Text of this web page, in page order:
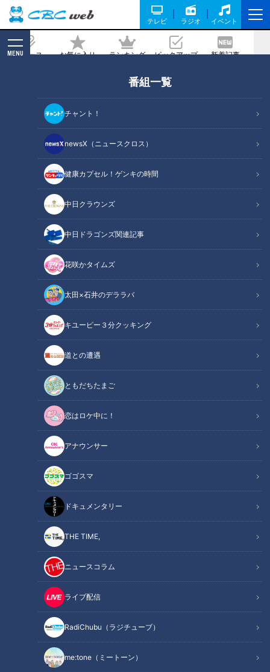
テレビ ラジオ イベント
ニュース お気に入り ランキング ピックアップ 新着記事
MENU
番組一覧
チャント！
newsX（ニュースクロス）
健康カプセル！ゲンキの時間
中日クラウンズ
中日ドラゴンズ関連記事
花咲かタイムズ
太田×石井のデララバ
キユーピー３分クッキング
道との遭遇
ともだちたまご
恋はロケ中に！
アナウンサー
ゴゴスマ
ドキュメンタリー
THE TIME,
ニュースコラム
ライブ配信
RadiChubu（ラジチューブ）
me:tone（ミートーン）
部・第54回北陸実業団対抗駅伝競走大
会」をライブ配信！ ～11月10日（日）
午前9時スタート！ 7区間80.5kmの熱き
戦いをリアルタイムで～
ニューイヤー駅伝への道！「第64回中部・第54回北陸実業団対抗駅伝
競走大会」をライブ配信！ ～11月10日（日）午前9時スタート！ 7区間
80.5kmの熱き戦いをリアルタイムで～
この記事の画像（全3枚）
この記事を見たあなたへのおすすめ